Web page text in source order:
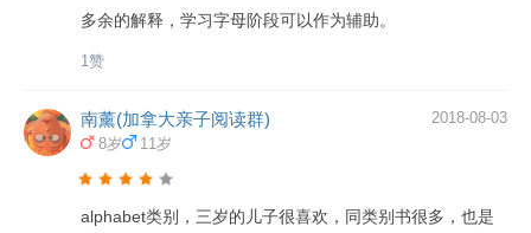
多余的解释，学习字母阶段可以作为辅助。
1赞
南薰(加拿大亲子阅读群)
8岁 11岁
2018-08-03
alphabet类别，三岁的儿子很喜欢，同类别书很多，也是